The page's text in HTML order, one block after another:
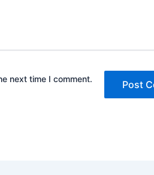
next time I comment.